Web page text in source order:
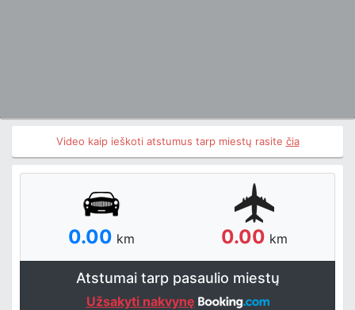
Video kaip ieškoti atstumus tarp miestų rasite čia
0.00 km 0.00 km
Atstumai tarp pasaulio miestų
Užsakyti nakvynę